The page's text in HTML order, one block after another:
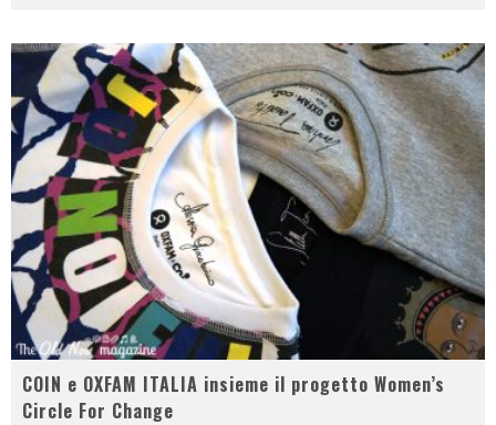
COIN e OXFAM ITALIA insieme il progetto Women’s
Circle For Change